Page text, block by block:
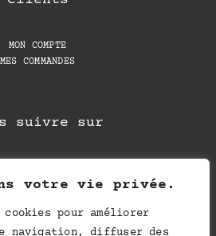
votre vie privée.
pour améliorer
navigation, diffuser des
MON COMPTE
MES COMMANDES
suivre sur